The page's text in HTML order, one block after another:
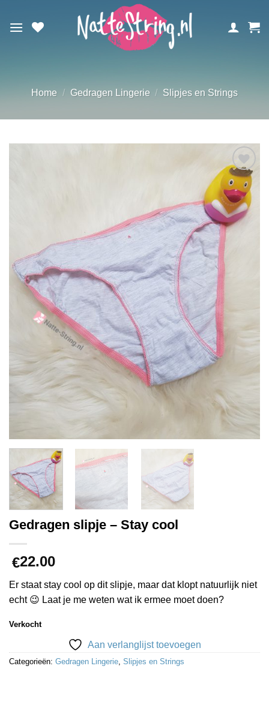
naar
Home / Gedragen Lingerie / Slipjes en Strings
Aan
verlanglijst
toevoegen
Gedragen slipje – Stay cool
€22.00
Er staat stay cool op dit slipje, maar dat klopt natuurlijk niet
echt 😉 Laat je me weten wat ik ermee moet doen?
Verkocht
Aan verlanglijst toevoegen
Categorieën: Gedragen Lingerie Slipjes en Strings